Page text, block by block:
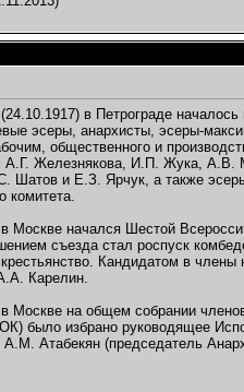
(24.10.1917) в Петрограде
эсеры, анархисты, эсеры-
общественного и
А.Г. Железнякова, И.П. Жука, А.В.
Шатов и Е.З. Ярчук, а также
комитета.
в Москве начался Шестой
съезда стал роспуск
Кандидатом в
Карелин.
в Москве на общем собрании
было избрано руководящее
А.М. Атабекян (председатель